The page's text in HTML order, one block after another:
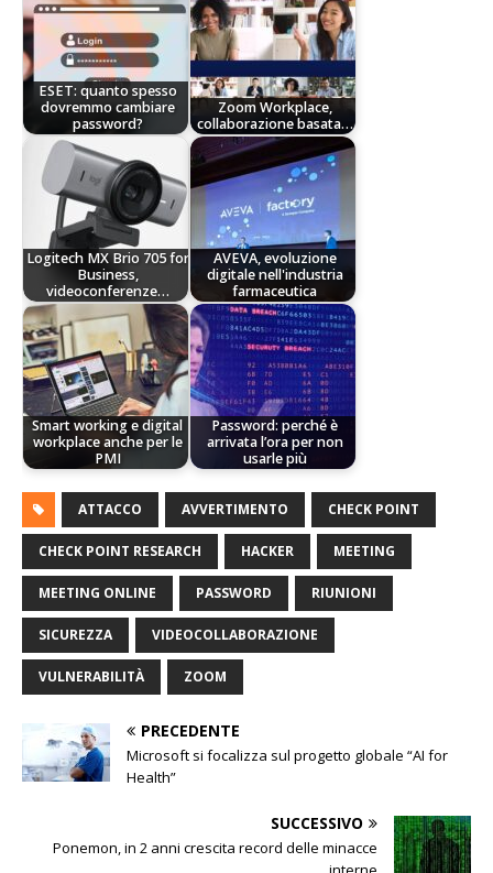
ESET: quanto spesso
dovremmo cambiare
password?
Zoom Workplace,
collaborazione basata…
Logitech MX Brio 705 for
Business,
videoconferenze…
AVEVA, evoluzione
digitale nell'industria
farmaceutica
Smart working e digital
workplace anche per le
PMI
Password: perché è
arrivata l’ora per non
usarle più
ATTACCO AVVERTIMENTO CHECK POINT
CHECK POINT RESEARCH HACKER MEETING
MEETING ONLINE PASSWORD RIUNIONI
SICUREZZA VIDEOCOLLABORAZIONE
VULNERABILITÀ ZOOM
PRECEDENTE
Microsoft si focalizza sul progetto globale “AI for
Health”
SUCCESSIVO
Ponemon, in 2 anni crescita record delle minacce